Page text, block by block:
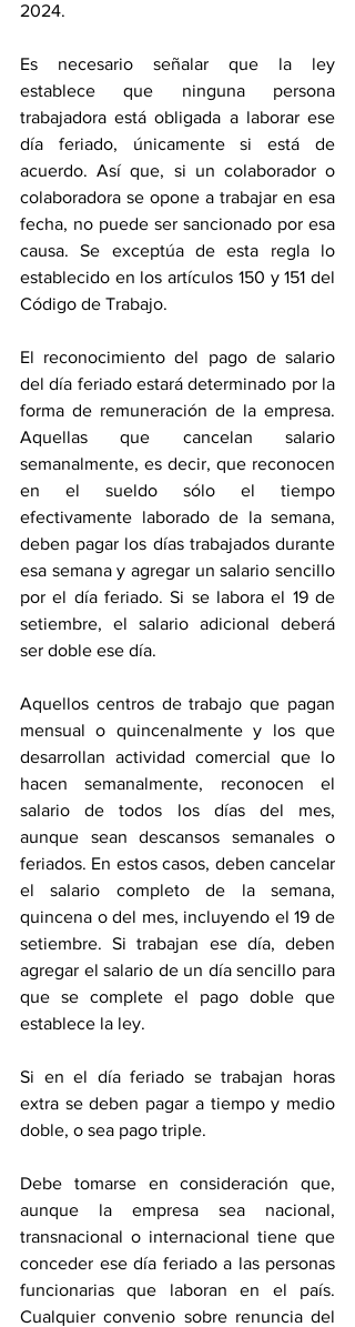
2024.
Es necesario señalar que la ley
establece que ninguna persona
trabajadora está obligada a laborar ese
día feriado, únicamente si está de
acuerdo. Así que, si un colaborador o
colaboradora se opone a trabajar en esa
fecha, no puede ser sancionado por esa
causa. Se exceptúa de esta regla lo
establecido en los artículos 150 y 151 del
Código de Trabajo.
El reconocimiento del pago de salario
del día feriado estará determinado por la
forma de remuneración de la empresa.
Aquellas que cancelan salario
semanalmente, es decir, que reconocen
en el sueldo sólo el tiempo
efectivamente laborado de la semana,
deben pagar los días trabajados durante
esa semana y agregar un salario sencillo
por el día feriado. Si se labora el 19 de
setiembre, el salario adicional deberá
ser doble ese día.
Aquellos centros de trabajo que pagan
mensual o quincenalmente y los que
desarrollan actividad comercial que lo
hacen semanalmente, reconocen el
salario de todos los días del mes,
aunque sean descansos semanales o
feriados. En estos casos, deben cancelar
el salario completo de la semana,
quincena o del mes, incluyendo el 19 de
setiembre. Si trabajan ese día, deben
agregar el salario de un día sencillo para
que se complete el pago doble que
establece la ley.
Si en el día feriado se trabajan horas
extra se deben pagar a tiempo y medio
doble, o sea pago triple.
Debe tomarse en consideración que,
aunque la empresa sea nacional,
transnacional o internacional tiene que
conceder ese día feriado a las personas
funcionarias que laboran en el país.
Cualquier convenio sobre renuncia del